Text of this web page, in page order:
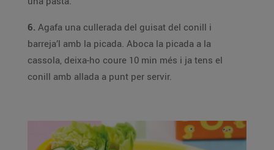
6. Agafa una cullerada del guisat del conill i
barreja’l amb la picada. Aboca la picada a la
cassola, deixa-ho coure 10 min més i ja tens el
conill amb allada a punt per servir.